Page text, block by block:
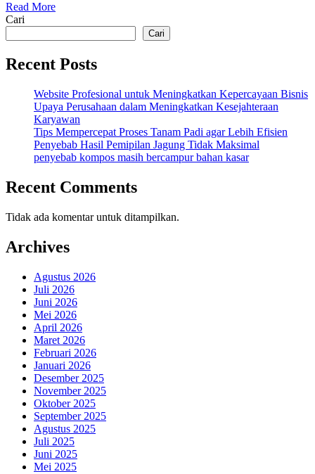
Dapur
Usaha
Read More
Cari
Cari
Recent Posts
Website Profesional untuk Meningkatkan Kepercayaan Bisnis
Upaya Perusahaan dalam Meningkatkan Kesejahteraan
Karyawan
Tips Mempercepat Proses Tanam Padi agar Lebih Efisien
Penyebab Hasil Pemipilan Jagung Tidak Maksimal
penyebab kompos masih bercampur bahan kasar
Recent Comments
Tidak ada komentar untuk ditampilkan.
Archives
Agustus 2026
Juli 2026
Juni 2026
Mei 2026
April 2026
Maret 2026
Februari 2026
Januari 2026
Desember 2025
November 2025
Oktober 2025
September 2025
Agustus 2025
Juli 2025
Juni 2025
Mei 2025